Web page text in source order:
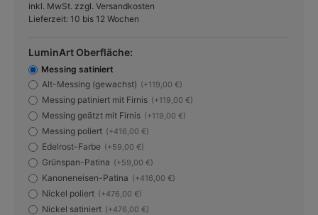
inkl. MwSt. zzgl. Versandkosten
Lieferzeit: 10 bis 12 Wochen
LuminArt Oberfläche:
Messing satiniert
Alt-Messing (gewachst) (+119,00 €)
Messing patiniert mit Firnis (+119,00 €)
Messing geätzt mit Firnis (+119,00 €)
Messing poliert (+416,00 €)
Edelrost-Farbe (+59,00 €)
Grünspan-Patina (+59,00 €)
Kanoneneisen-Patina (+416,00 €)
Nickel poliert (+476,00 €)
Nickel satiniert (+476,00 €)